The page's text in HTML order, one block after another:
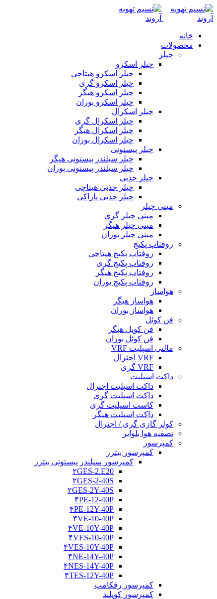
خانه
محصولات
چیلر
چیلر اسکرو
چیلر اسکرو هیتاچی
چیلر اسکرو گری
چیلر اسکرو هیگر
چیلر اسکرو بوران
چیلر اسکرال
چیلر اسکرال گری
چیلر اسکرال هیگر
چیلر اسکرال بوران
چیلر پیستونی
چیلر سیلندر پیستونی هیگر
چیلر سیلندر پیستونی بوران
چیلر جذبی
چیلر جذبی هیتاچی
چیلر جذبی یازاکی
مینی چیلر
مینی چیلر گری
مینی چیلر هیگر
مینی چیلر بوران
روفتاپ پکیج
روفتاپ پکیج هیتاچی
روفتاپ پکیج گری
روفتاپ پکیج هیگر
روفتاپ پکیج بوران
هواساز
هواساز هیگر
هواساز بوران
فن کوئل
فن کویل هیگر
فن کوئل بوران
مالتی اسپلیت VRF
VRF اجنرال
VRF گری
داکت اسپلیت
داکت اسپلیت اجنرال
داکت اسپلیت گری
کاست اسپلیت گری
داکت اسپلیت هیگر
کولر گازی گری / اجنرال
تصفیه هوا بلوایر
کمپرسور
کمپرسور بیتزر
کمپرسور سیلندر پیستونی بیتزر
۲GES-2.E20
۲GES-2-40S
۲GES-2Y-40S
۴PE-12-40P
۴PE-12Y-40P
۴VE-10-40P
۴VE-10Y-40P
۴VES-10-40P
۴VES-10Y-40P
۴NE-14Y-40P
۴NES-14Y-40P
۴TES-12Y-40P
کمپرسور رفکامپ
کمپرسور کوپلند